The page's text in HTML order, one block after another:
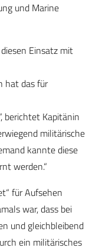
und Marine
Einsatz mit
hat das für
berichtet Kapitänin
militärische
kannte diese
werden.“
für Aufsehen
war, dass bei
und gleichbleibend
ein militärisches